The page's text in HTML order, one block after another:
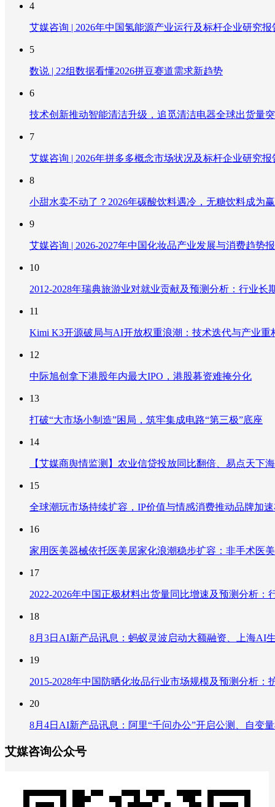
4
艾媒咨询 | 2026年中国氢能源产业运行及标杆企业研究报
5
数说 | 22组数据看懂2026拼豆赛道需求新趋势
6
技术创新推动智能清洁升级，追觅清洁电器全球出货量
7
艾媒咨询 | 2026年拼多多概念市场状况及标杆企业研究报
8
小甜水卖不动了？2026年碳酸饮料遇冷，无糖饮料成为
9
艾媒咨询 | 2026-2027年中国化妆品产业发展与消费趋势
10
2012-2028年瑞典旅游业对就业贡献及预测分析：行业
11
Kimi K3开源破局与AI开放权重浪潮：技术迭代与产业重
12
中际旭创拿下港股年内最大IPO，港股募资难掩分化
13
打破“大市场小制造”困局，筑牢集成电路“第三极”底座
14
【艾媒商舆情监测】农业信贷投放同比翻倍、易点天下
15
全球潮玩市场持续扩容，IP价值与情感消费推动品牌加
16
家用医美器械依托医美居家化浪潮稳步扩容：非手术医
17
2022-2026年中国正极材料出货量同比增速及预测分析
18
8月3日AI新产品讯息：蚂蚁灵波启动大额融资、上海AI
19
2015-2028年中国防晒化妆品行业市场规模及预测分析
20
8月4日AI新产品讯息：阿里“千问办公”开启公测、自变
艾媒咨询公众号